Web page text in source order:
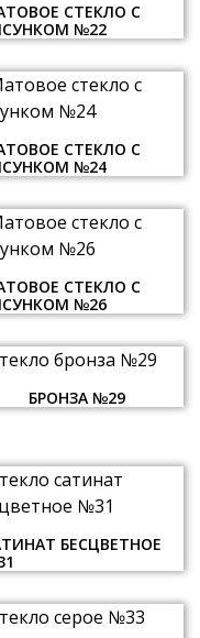
СТЕКЛО С
№22
СТЕКЛО С
№24
СТЕКЛО С
№26
БРОНЗА №29
БЕСЦВЕТНОЕ